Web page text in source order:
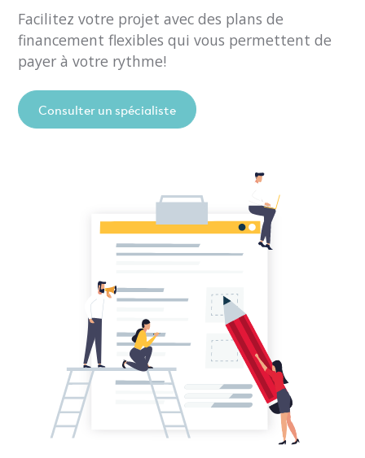
Facilitez votre projet avec des plans de
financement flexibles qui vous permettent de
payer à votre rythme!
Consulter un spécialiste